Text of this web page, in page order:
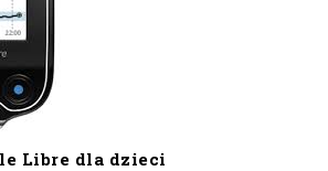
Libre dla dzieci